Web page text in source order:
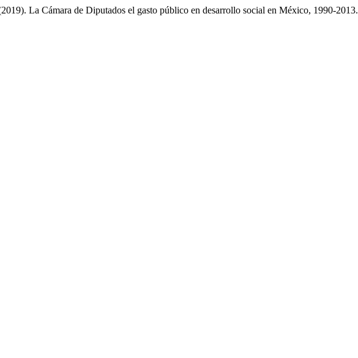
La Cámara de Diputados el gasto público en desarrollo social en México, 1990-2013.